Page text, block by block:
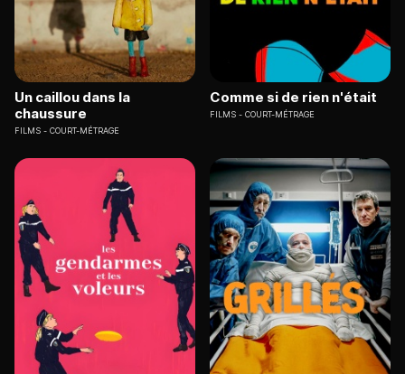
Un caillou dans la
chaussure
FILMS COURT-MÉTRAGE
Comme si de rien n'était
FILMS COURT-MÉTRAGE